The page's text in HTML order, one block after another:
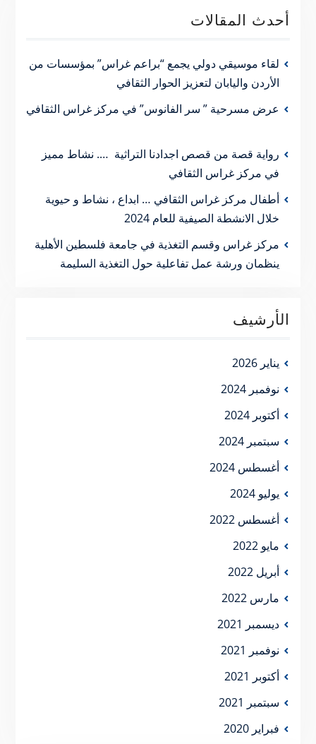
أحدث المقالات
لقاء موسيقي دولي يجمع “براعم غراس” بمؤسسات من
الأردن واليابان لتعزيز الحوار الثقافي
عرض مسرحية ” سر الفانوس” في مركز غراس الثقافي
رواية قصة من قصص اجدادنا التراثية …. نشاط مميز
في مركز غراس الثقافي
أطفال مركز غراس الثقافي … ابداع ، نشاط و حيوية
خلال الانشطة الصيفية للعام 2024
مركز غراس وقسم التغذية في جامعة فلسطين الأهلية
ينظمان ورشة عمل تفاعلية حول التغذية السليمة
الأرشيف
يناير 2026
نوفمبر 2024
أكتوبر 2024
سبتمبر 2024
أغسطس 2024
يوليو 2024
أغسطس 2022
مايو 2022
أبريل 2022
مارس 2022
ديسمبر 2021
نوفمبر 2021
أكتوبر 2021
سبتمبر 2021
فبراير 2020